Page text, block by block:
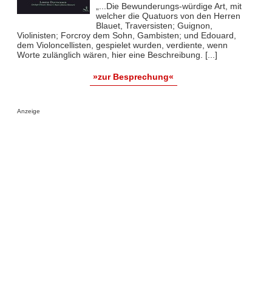
„...Die Bewunderungs-würdige Art, mit
welcher die Quatuors von den Herren
Blauet, Traversisten; Guignon,
Violinisten; Forcroy dem Sohn, Gambisten; und Edouard,
dem Violoncellisten, gespielet wurden, verdiente, wenn
Worte zulänglich wären, hier eine Beschreibung. [...]
»zur Besprechung«
Anzeige